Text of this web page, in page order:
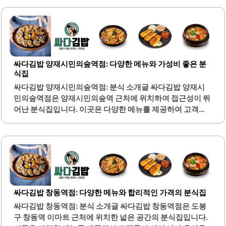
싸다김밥 양재시민의숲역점: 다양한 메뉴와 가성비 좋은 분
식집
싸다김밥 양재시민의숲역점: 분식 소개글 싸다김밥 양재시
민의숲역점은 양재시민의숲역 근처에 위치하여 접근성이 뛰
어난 분식집입니다. 이곳은 다양한 메뉴를 제공하여 고객의
으며, 가격 대비 양이 풍부하여 가성비가 뛰어납니다.또한,
라볶이와 오삼 덮밥 등 다양한 분식 메뉴도 준비되어 있어 선
택의 폭이 넓습니다. 내부는 깔끔하게 관리되고 있으며, 쾌적
한 환경에서 식사를 즐길 수 있습니다. 점심시간에는 빠른 서
비스로 대기 시간이 짧아 효율적으로 식사를 할 수 있습니다.
이곳은 혼자 방문하기에도 적합한 분위기를 가지고 있어, 혼
밥을 선호하는 고객들에게도 좋은 선택이 될 수 있습니다. 또
한, 늦은 시간까지 운영되어 언제든지 방문할 수 있는 편리함
싸다김밥 창동역점: 다양한 메뉴와 합리적인 가격의 분식집
싸다김밥 창동역점: 분식 소개글 싸다김밥 창동역점은 도봉
구 창동역 이마트 근처에 위치한 넓은 공간의 분식집입니다.